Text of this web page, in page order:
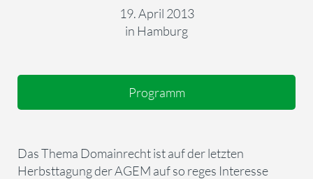
19. April 2013
in Hamburg
Programm
Das Thema Domainrecht ist auf der letzten
Herbsttagung der AGEM auf so reges Interesse